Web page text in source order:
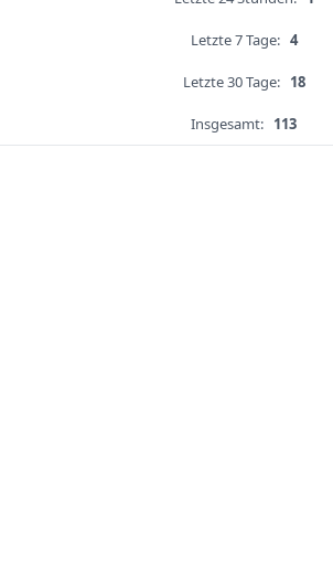
Letzte 7 Tage: 4
Letzte 30 Tage: 18
Insgesamt: 113